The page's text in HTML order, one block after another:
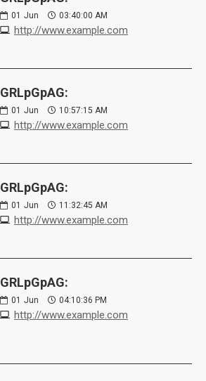
01 Jun 03:40:00 AM
http://www.example.com
GRLpGpAG:
01 Jun 10:57:15 AM
http://www.example.com
GRLpGpAG:
01 Jun 11:32:45 AM
http://www.example.com
GRLpGpAG:
01 Jun 04:10:36 PM
http://www.example.com